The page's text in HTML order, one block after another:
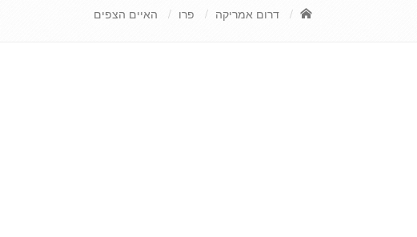
דרום אמריקה פרו האיים הצפים